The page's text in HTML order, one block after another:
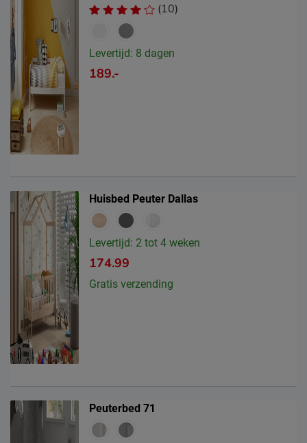
(10)
Levertijd: 8 dagen
189.-
Huisbed Peuter Dallas
Levertijd: 2 tot 4 weken
174.99
Gratis verzending
Peuterbed 71